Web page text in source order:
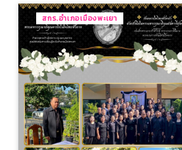
สกร.อำเภอเมืองพะเยา